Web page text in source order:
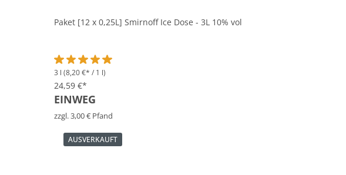
Paket [12 x 0,25L] Smirnoff Ice Dose - 3L 10% vol
Durchschnittliche Bewertung von 5 von 5 Sternen
3 l (8,20 €* / 1 l)
24,59 €*
EINWEG
zzgl. 3,00 € Pfand
AUSVERKAUFT